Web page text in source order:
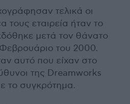
τελικά οι
τους εταιρεία ήταν το
μετά τον θάνατο
του 2000.
αυτό που είχαν στο
της Dreamworks
το συγκρότημα.